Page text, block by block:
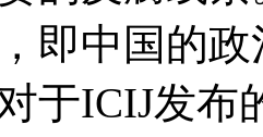
即中国的
于ICIJ发布